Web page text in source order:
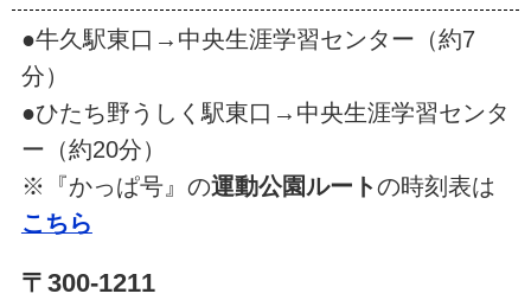
●牛久駅東口→中央生涯学習センター（約7
分）
●ひたち野うしく駅東口→中央生涯学習センタ
ー（約20分）
※『かっぱ号』の運動公園ルートの時刻表は
こちら
〒300-1211